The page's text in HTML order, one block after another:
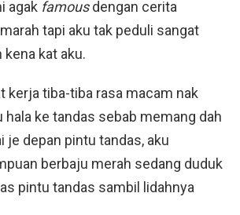
agak famousdengan cerita
tapi aku tak peduli sangat
kat aku.
kerja tiba-tiba rasa macam nak
ke tandas sebab memang dah
je depan pintu tandas, aku
berbaju merah sedang duduk
pintu tandas sambil lidahnya